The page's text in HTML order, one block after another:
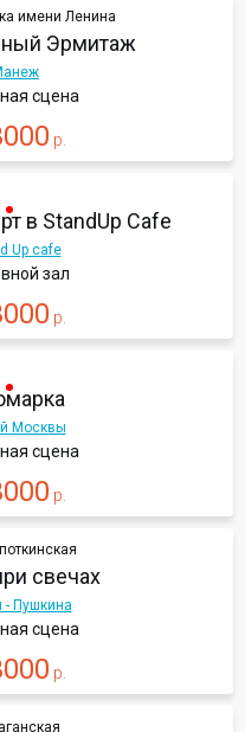
имени Ленина
Эрмитаж
сцена
р.
в StandUp Cafe
Up cafe
зал
р.
Москвы
сцена
р.
свечах
- Пушкина
сцена
р.